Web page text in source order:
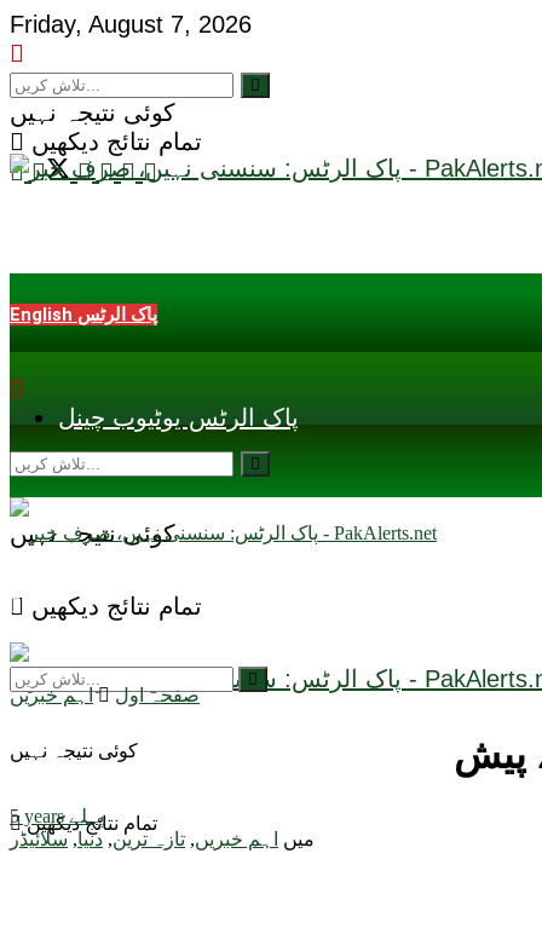
Friday, August 7, 2026
کوئی نتیجہ نہیں
تمام نتائج دیکھیں
English پاک الرٹس
پاک الرٹس یوٹیوب چینل
کوئی نتیجہ نہیں
تمام نتائج دیکھیں
کوئی نتیجہ نہیں
تمام نتائج دیکھیں
صفحہ اول اہم خبریں
5 years پہلے
میں
اہم خبریں, تازہ ترین, دنیا,سلائیڈر